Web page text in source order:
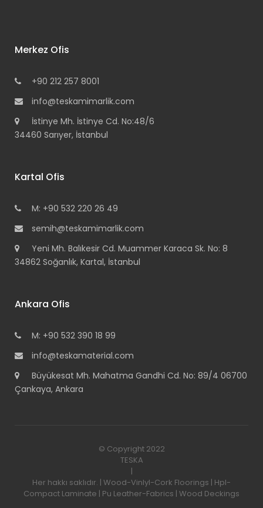
Merkez Ofis
+90 212 257 8001
info@teskamimarlik.com
İstinye Mh. İstinye Cd. No:48/6
34460 Sarıyer, İstanbul
Kartal Ofis
M: +90 532 220 26 49
semih@teskamimarlik.com
Yeni Mh. Balıkesir Cd. Muammer Karaca Sk. No: 8
34862 Soğanlık, Kartal, İstanbul
Ankara Ofis
M: +90 532 390 18 99
info@teskamaterial.com
Büyükesat Mh. Mahatma Gandhi Cd. No: 89/4 06700
Çankaya, Ankara
© Copyright 2022
TESKA
|
Her hakkı saklıdır. | Wood-Vinlyl-Cork Floorings | Hpl-
Compact Laminate | Pu Leather-Fabrics | Wood Deckings